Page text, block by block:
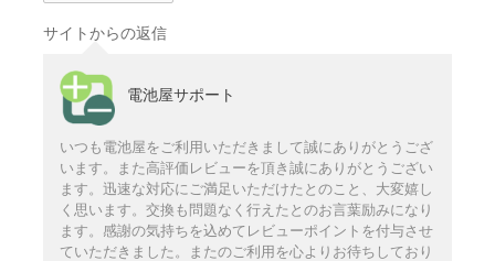
サイトからの返信
電池屋サポート
いつも電池屋をご利用いただきまして誠にありがとうござ
います。また高評価レビューを頂き誠にありがとうござい
ます。迅速な対応にご満足いただけたとのこと、大変嬉し
く思います。交換も問題なく行えたとのお言葉励みになり
ます。感謝の気持ちを込めてレビューポイントを付与させ
ていただきました。またのご利用を心よりお待ちしており